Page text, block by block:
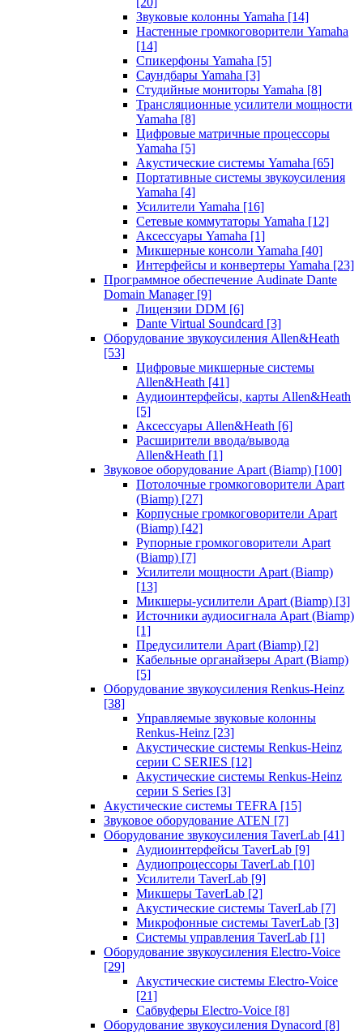
Звуковые колонны Yamaha [14]
Настенные громкоговорители Yamaha
[14]
Спикерфоны Yamaha [5]
Саундбары Yamaha [3]
Студийные мониторы Yamaha [8]
Трансляционные усилители мощности
Yamaha [8]
Цифровые матричные процессоры
Yamaha [5]
Акустические системы Yamaha [65]
Портативные системы звукоусиления
Yamaha [4]
Усилители Yamaha [16]
Сетевые коммутаторы Yamaha [12]
Аксессуары Yamaha [1]
Микшерные консоли Yamaha [40]
Интерфейсы и конвертеры Yamaha [23]
Программное обеспечение Audinate Dante
Domain Manager [9]
Лицензии DDM [6]
Dante Virtual Soundcard [3]
Оборудование звукоусиления Allen&Heath
[53]
Цифровые микшерные системы
Allen&Heath [41]
Аудиоинтерфейсы, карты Allen&Heath
[5]
Аксессуары Allen&Heath [6]
Расширители ввода/вывода
Allen&Heath [1]
Звуковое оборудование Apart (Biamp) [100]
Потолочные громкоговорители Apart
(Biamp) [27]
Корпусные громкоговорители Apart
(Biamp) [42]
Рупорные громкоговорители Apart
(Biamp) [7]
Усилители мощности Apart (Biamp)
[13]
Микшеры-усилители Apart (Biamp) [3]
Источники аудиосигнала Apart (Biamp)
[1]
Предусилители Apart (Biamp) [2]
Кабельные органайзеры Apart (Biamp)
[5]
Оборудование звукоусиления Renkus-Heinz
[38]
Управляемые звуковые колонны
Renkus-Heinz [23]
Акустические системы Renkus-Heinz
серии C SERIES [12]
Акустические системы Renkus-Heinz
серии S Series [3]
Акустические системы TEFRA [15]
Звуковое оборудование ATEN [7]
Оборудование звукоусиления TaverLab [41]
Аудиоинтерфейсы TaverLab [9]
Аудиопроцессоры TaverLab [10]
Усилители TaverLab [9]
Микшеры TaverLab [2]
Акустические системы TaverLab [7]
Микрофонные системы TaverLab [3]
Системы управления TaverLab [1]
Оборудование звукоусиления Electro-Voice
[29]
Акустические системы Electro-Voice
[21]
Сабвуферы Electro-Voice [8]
Оборудование звукоусиления Dynacord [8]